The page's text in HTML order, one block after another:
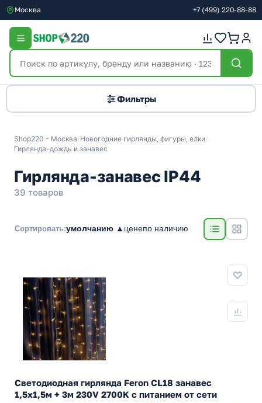
Москва +7 (499) 220-88-88
Фильтры
Shop220 - Москва/Новогодние гирлянды, фигуры, елки/
Гирлянда-дождь и занавес
Гирлянда-занавес IP44
39 товаров
Сортировать:умолчанию ▲ ценепо наличию
Светодиодная гирлянда Feron CL18 занавес
1,5x1,5м + 3м 230V 2700K c питанием от сети